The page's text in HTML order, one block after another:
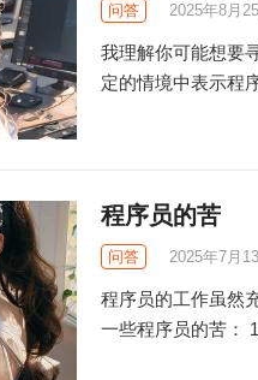
问答 2025年8月
我理解你可能想要
定的情境中表示程
程序员的苦
问答 2025年7月
程序员的工作虽然
一些程序员的苦：